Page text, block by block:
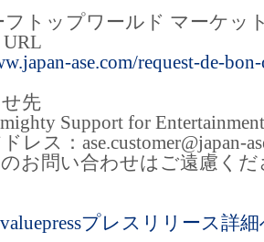
フトップワールド マーケッ
ase.com/request-de-
先
Support for
レス：ase.customer@japan-
お問い合わせはご遠慮くだ
valuepressプレスリリース詳